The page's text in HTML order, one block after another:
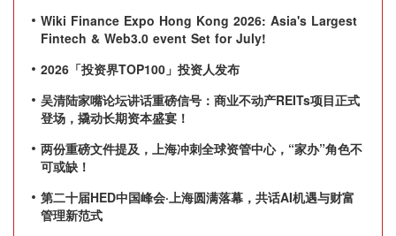
Wiki Finance Expo Hong Kong 2026: Asia's Largest
Fintech & Web3.0 event Set for July!
2026「投资界TOP100」投资人发布
吴清陆家嘴论坛讲话重磅信号：商业不动产REITs项目正式
登场，撬动长期资本盛宴！
两份重磅文件提及，上海冲刺全球资管中心，“家办”角色不
可或缺！
第二十届HED中国峰会·上海圆满落幕，共话AI机遇与财富
管理新范式